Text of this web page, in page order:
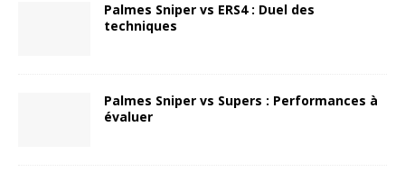
Palmes Sniper vs ERS4 : Duel des
techniques
Palmes Sniper vs Supers : Performances à
évaluer